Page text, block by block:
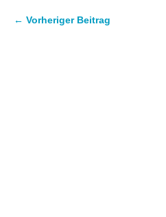
← Vorheriger Beitrag